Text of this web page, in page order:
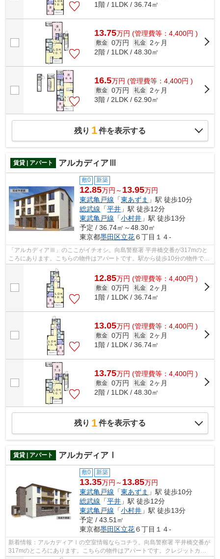
1階 / 1LDK / 36.74㎡
13.75万円 (管理費等：4,400円 )
敷金 0万円 礼金 2ヶ月
2階 / 1LDK / 48.30㎡
16.5万円 (管理費等：4,400円 )
敷金 0万円 礼金 2ヶ月
3階 / 2LDK / 62.90㎡
残り 1件を表示する
賃貸 | アパート アルカディアⅢ
敷0 新築
12.85万円～ 13.95万円
東武亀戸線 「東あずま 」駅 徒歩10分
総武線 「平井 」駅 徒歩12分
東武亀戸線 「小村井 」駅 徒歩13分
予定 / 36.74㎡～48.30㎡
東京都墨田区立花６丁目１４-
「アルカディアⅢ」のここがイチオシ。向島警察署 平井橋交番が317mのと
ころにあります。こちらの物件はアパートです。駅から徒歩10分の物件で、
アクセス良好です。賃貸情報のことなら...
12.85万円 (管理費等：4,400円 )
敷金 0万円 礼金
2ヶ月
1階 / 1LDK / 36.74㎡
13.05万円 (管理費等：4,400円 )
敷金 0万円 礼金
2ヶ月
1階 / 1LDK / 36.74㎡
13.75万円 (管理費等：4,400円 )
敷金 0万円 礼金
2ヶ月
2階 / 1LDK / 48.30㎡
残り 1件を表示する
賃貸 | アパート アルカディアⅠ
敷0 新築
13.35万円～ 13.85万円
東武亀戸線 「東あずま 」駅 徒歩10分
総武線 「平井 」駅 徒歩12分
東武亀戸線 「小村井 」駅 徒歩13分
予定 / 43.51㎡
東京都墨田区立花６丁目１４-
新着情報：アルカディアⅠの空室情報ならコチラ。向島警察署 平井橋交番が
317mのところにあります。こちらの物件はアパートです。クレジットカー